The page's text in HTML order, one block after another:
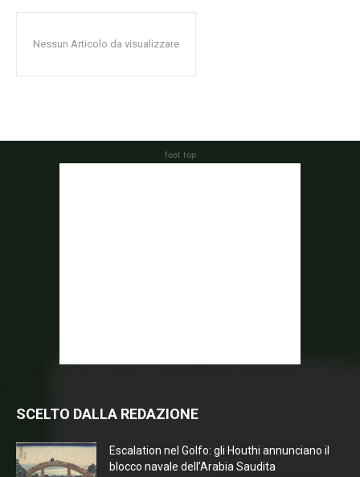
Nessun Articolo da visualizzare
foot top
SCELTO DALLA REDAZIONE
Escalation nel Golfo: gli Houthi annunciano il
blocco navale dell’Arabia Saudita